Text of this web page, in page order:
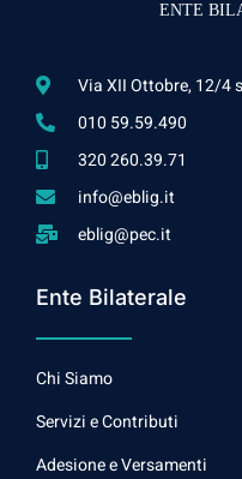
ENTE
Via XII Ottobre, 12/4
010 59.59.490
320 260.39.71
info@eblig.it
eblig@pec.it
Ente Bilaterale
Chi Siamo
Servizi e Contributi
Adesione e Versamenti